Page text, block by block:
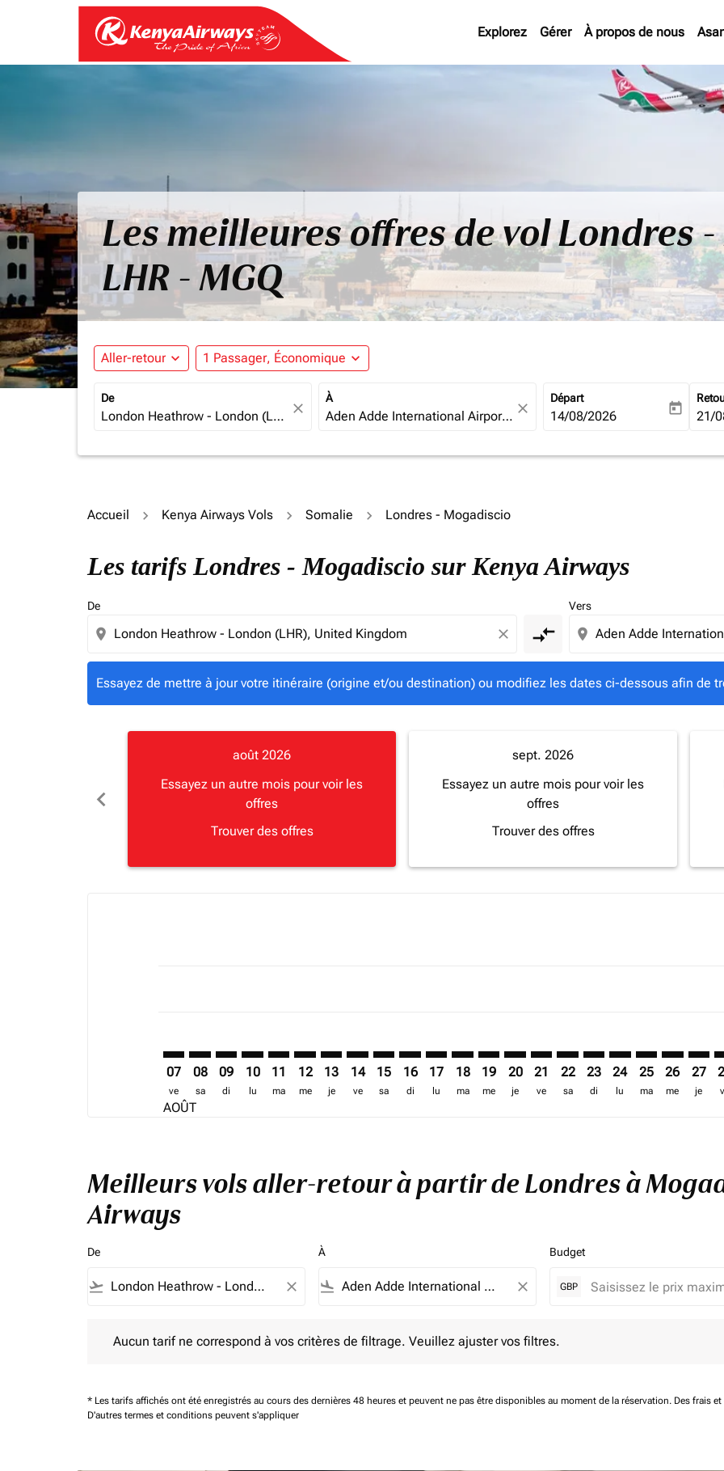
Explorez Gérer À propos de nous
Les meilleures offres de vol Londres
LHR - MGQ
Aller-retour expand_more 1 Passager, Économique expand_more
De
close
À
close
Départ
fc-booking-departure-date-
14/08/2026 today fc-
21/
Accueil Kenya Airways Vols Somalie Londres - Mogadiscio
Les tarifs Londres - Mogadiscio sur Kenya Airways
De
location_on close compare_arrows
Vers
location_on
Essayez de mettre à jour votre itinéraire (origine et/ou destination) ou modifiez les dates ci-dessous afin de
Essayez de mettre à jour votre itinéraire (origine et/ou destination) ou modifiez les dates ci-dessous afin
chevron_left
août 2026
Essayez un autre mois pour voir les
offres
Trouver des offres
sept. 2026
Essayez un autre mois pour voir les
offres
Trouver des offres
07
ve
AOÛT
08
sa
09
di
10
lu
11
ma
12
me
13
je
14
ve
15
sa
16
di
17
lu
18
ma
LHR–MGQ: cmp-view-offers-disclaimer.
19
me
LHR–MGQ: cmp-view-offers-
20
je
LHR–MGQ: cmp-view-offers-
21
ve
LHR–MGQ: cmp-view-
22
sa
LHR–MGQ: cmp-
23
di
LHR–MGQ: cmp-
24
lu
LHR–MGQ:
25
ma
26
me
27
je
Meilleurs vols aller-retour à partir de Londres à
Airways
De
flight_takeoff close
À
flight_land close
Budget
GBP
Aucun tarif ne correspond à vos critères de filtrage. Veuillez ajuster vos filtres.
* Les tarifs affichés ont été enregistrés au cours des dernières 48 heures et peuvent ne pas être disponibles au moment de la réservation. Des frais
D'autres termes et conditions peuvent s'appliquer